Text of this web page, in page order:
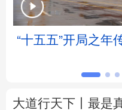
浙江 安徽
“十五五”开局之年
大道行天下丨最